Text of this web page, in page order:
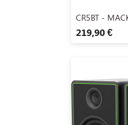

CR5BT -
219,90 €